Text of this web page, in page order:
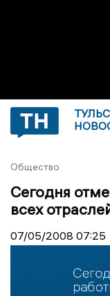
Общество
Сегодня
всех
07/05/2008 07:25